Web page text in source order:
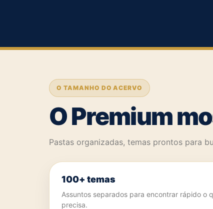
O TAMANHO DO ACERVO
O Premium
Pastas organizadas, temas prontos para
100+ temas
Assuntos separados para encontrar rápido o
precisa.